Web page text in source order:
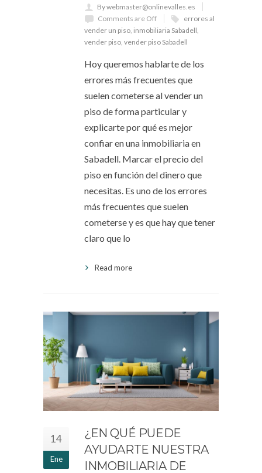
By webmaster@onlinevalles.es
Comments are Off
errores al
vender un piso, inmobiliaria Sabadell,
vender piso, vender piso Sabadell
Hoy queremos hablarte de los
errores más frecuentes que
suelen cometerse al vender un
piso de forma particular y
explicarte por qué es mejor
confiar en una inmobiliaria en
Sabadell. Marcar el precio del
piso en función del dinero que
necesitas. Es uno de los errores
más frecuentes que suelen
cometerse y es que hay que tener
claro que lo
Read more
14
Ene
¿EN QUÉ PUEDE
AYUDARTE NUESTRA
INMOBILIARIA DE